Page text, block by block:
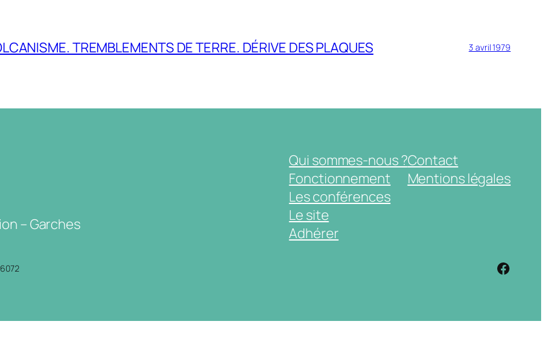
TREMBLEMENTS DE TERRE. DÉRIVE DES PLAQUES 3 avril 1979
– Garches
Qui sommes-nous ?
Fonctionnement
Les conférences
Le site
Adhérer
Contact
Mentions légales